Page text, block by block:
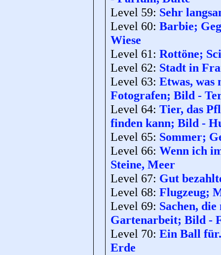
Level 59: Sehr
Level 60: Barbie;
Wiese
Level 61: Rottöne;
Level 62: Stadt in
Level 63: Etwas, was
Fotografen; Bild -
Level 64: Tier, das
finden kann; Bild -
Level 65: Sommer;
Level 66: Wenn ich
Steine, Meer
Level 67: Gut
Level 68: Flugzeug;
Level 69: Sachen,
Gartenarbeit; Bild -
Level 70: Ein Ball
Erde